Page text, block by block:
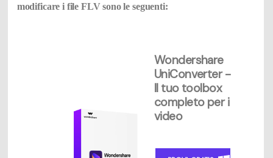
modificare i file FLV sono le seguenti:
Wondershare
UniConverter -
Il tuo toolbox
completo per i
video